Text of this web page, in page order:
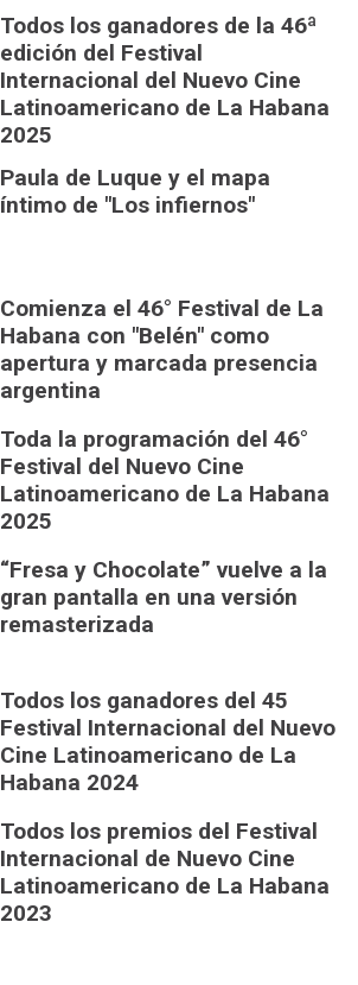
Todos los ganadores de la 46ª
edición del Festival
Internacional del Nuevo Cine
Latinoamericano de La Habana
2025
Paula de Luque y el mapa
íntimo de "Los infiernos"
Comienza el 46° Festival de La
Habana con "Belén" como
apertura y marcada presencia
argentina
Toda la programación del 46°
Festival del Nuevo Cine
Latinoamericano de La Habana
2025
“Fresa y Chocolate” vuelve a la
gran pantalla en una versión
remasterizada
Todos los ganadores del 45
Festival Internacional del Nuevo
Cine Latinoamericano de La
Habana 2024
Todos los premios del Festival
Internacional de Nuevo Cine
Latinoamericano de La Habana
2023